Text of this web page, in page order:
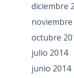
diciembre
noviembre
octubre
julio 2014
junio 2014